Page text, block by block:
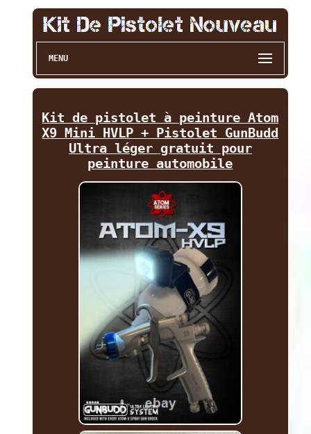
MENU
Kit de pistolet à peinture Atom
X9 Mini HVLP + Pistolet GunBudd
Ultra léger gratuit pour
peinture automobile